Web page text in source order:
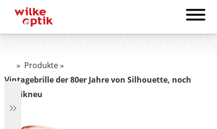
» Produkte»
Vintagebrille der 80er Jahre von Silhouette, noch
fabrikneu